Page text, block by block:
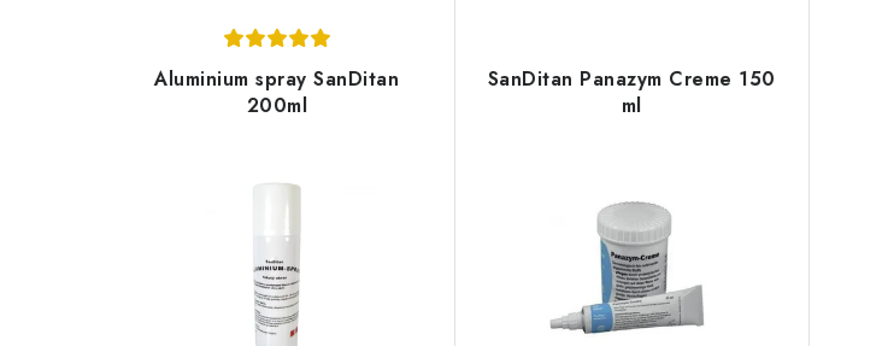
Aluminium spray SanDitan
200ml
SanDitan Panazym Creme 150
ml